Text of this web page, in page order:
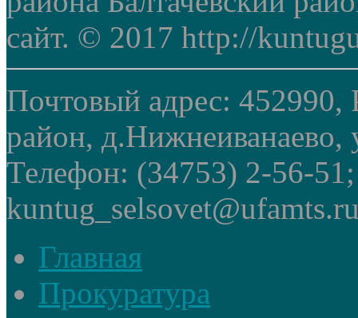
сайт. © 2017 http://
Почтовый адрес: 452990,
район, д.Нижнеиванаево,
Телефон: (34753) 2-56-
Главная
Прокуратура